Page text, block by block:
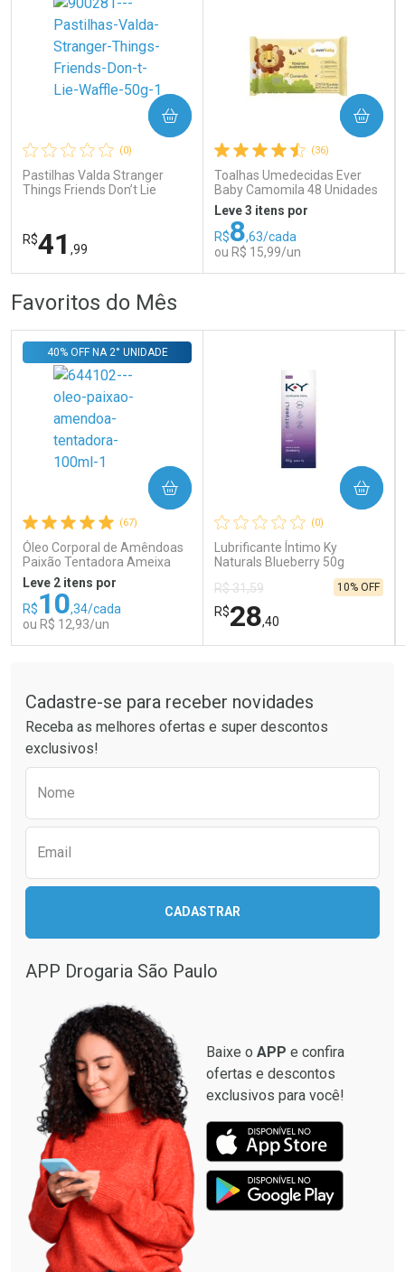
Comprar sem Desconto
Por R$ 279,90/cada
Comprar sem Desconto
Por R$ 279,90/cada
Comprar sem Desconto
Por R$ 266,99/cada
Comprar sem Desconto
Por R$ 266,99/cada
(0)
Pastilhas Valda Stranger
Things Friends Don’t Lie
R$41 ,99
COMPRAR
Comprar sem Desconto
Por R$ 41,99/cada
Por Menos
Comprar sem Desconto
Por R$ 41,99/cada
(36)
Toalhas Umedecidas Ever
Baby Camomila 48 Unidades
Leve 3 itens por
R$8,63/cada
ou R$ 15,99/un
COMPRAR
Comprar sem Desconto
Por R$ 15,99/cada
Por Menos
Comprar sem Desconto
Por R$ 15,99/cada
Favoritos do Mês
(67)
Óleo Corporal de Amêndoas
Paixão Tentadora Ameixa
Rubi 100ml
40% OFF NA 2° UNIDADE
Leve 2 itens por
R$10,34/cada
ou R$ 12,93/un
COMPRAR
Laboratório
Comprar sem Desconto
Por Menos
Comprar sem Desconto
(0)
Lubrificante Íntimo Ky
Naturals Blueberry 50g
R$ 31,59
R$28,40
10% OFF
COMPRAR
Laboratório
Comprar sem Desconto
Por Menos
Comprar sem Desconto
Cadastre-se para receber novidades
Receba as melhores ofertas e super descontos
exclusivos!
Nome
Email
CADASTRAR
APP Drogaria São Paulo
Baixe o APP e confira
ofertas e descontos
exclusivos para você!